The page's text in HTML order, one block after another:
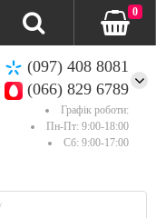
(097) 408 8081
(066) 829 6789
Графік роботи:
Пн-Пт: 9:00-18:00
Сб: 9:00-17:00
0